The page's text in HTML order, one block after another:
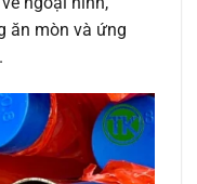
ăn mòn và ứng